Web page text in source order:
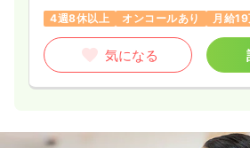
4週8休以上
オンコールあり 月給
気になる